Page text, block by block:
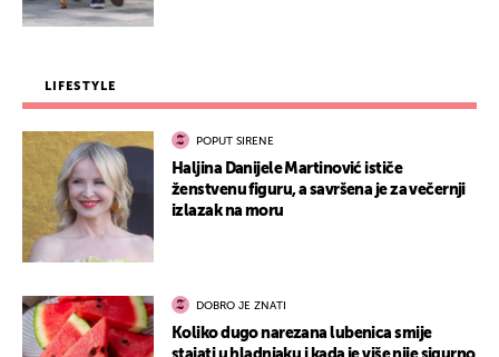
LIFESTYLE
POPUT SIRENE
Haljina Danijele Martinović ističe
ženstvenu figuru, a savršena je za večernji
izlazak na moru
DOBRO JE ZNATI
Koliko dugo narezana lubenica smije